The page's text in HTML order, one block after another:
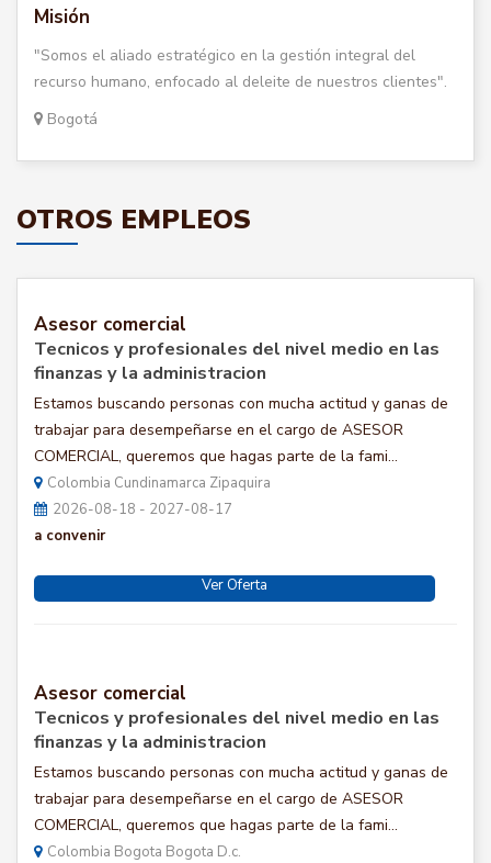
Misión
"Somos el aliado estratégico en la gestión integral del
recurso humano, enfocado al deleite de nuestros clientes".
Bogotá
OTROS EMPLEOS
Asesor comercial
Tecnicos y profesionales del nivel medio en las
finanzas y la administracion
Estamos buscando personas con mucha actitud y ganas de
trabajar para desempeñarse en el cargo de ASESOR
COMERCIAL, queremos que hagas parte de la fami...
Colombia Cundinamarca Zipaquira
2026-08-18 - 2027-08-17
a convenir
Ver Oferta
Asesor comercial
Tecnicos y profesionales del nivel medio en las
finanzas y la administracion
Estamos buscando personas con mucha actitud y ganas de
trabajar para desempeñarse en el cargo de ASESOR
COMERCIAL, queremos que hagas parte de la fami...
Colombia Bogota Bogota D.c.